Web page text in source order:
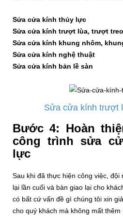
Sửa cửa kính thủy lực
Sửa cửa kính trượt lùa, trượt treo
Sửa cửa kính khung nhôm,
Sửa cửa kính nghệ thuật
Sửa cửa kính bản lề sàn
Sửa cửa kính trượt
Bước 4: Hoàn
công trình sửa
lực
Sau khi đã thực hiện công việc, đội
lại lần cuối và bàn giao lại cho
có bất cứ vấn đề gì chúng tôi xin
cho quý khách mà không mất thêm